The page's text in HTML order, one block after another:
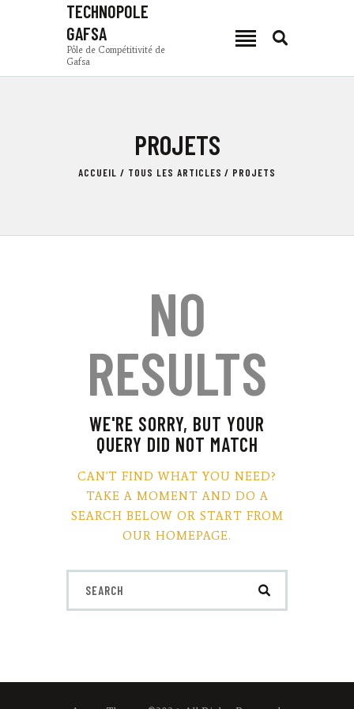
TECHNOPOLE
GAFSA
Pôle de Compétitivité de
Gafsa
PROJETS
ACCUEIL TOUS LES ARTICLES PROJETS
TECHNOPOLE GAFSA
ACTUALITÉS
TSEET 24
NO
RESULTS
WE'RE SORRY, BUT YOUR
QUERY DID NOT MATCH
CAN'T FIND WHAT YOU NEED?
TAKE A MOMENT AND DO A
SEARCH BELOW OR START FROM
OUR HOMEPAGE.